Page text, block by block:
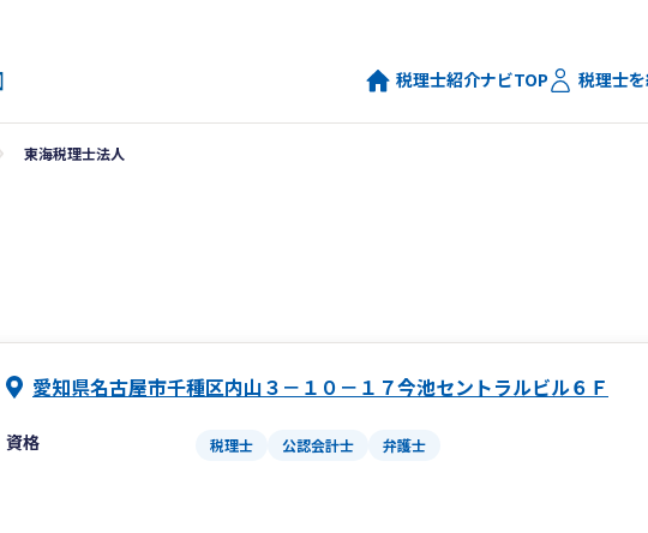
税理士紹介ナビTOP 税理士
東海税理士法人
愛知県名古屋市千種区内山３－１０－１７今池セントラルビル６Ｆ
資格 税理士 公認会計士 弁護士